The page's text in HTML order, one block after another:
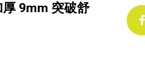
厚 9mm 突破舒
c